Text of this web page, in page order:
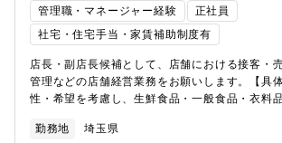
管理職・マネージャー経験
正社員
社宅・住宅手当・家賃補助制度有
店長・副店長候補として、店舗における接客・
管理などの店舗経営業務をお願いします。【具
性・希望を考慮し、生鮮食品・一般食品・衣料
トの考案・陳列※マネジメント業務など店舗運
勤務地 埼玉県